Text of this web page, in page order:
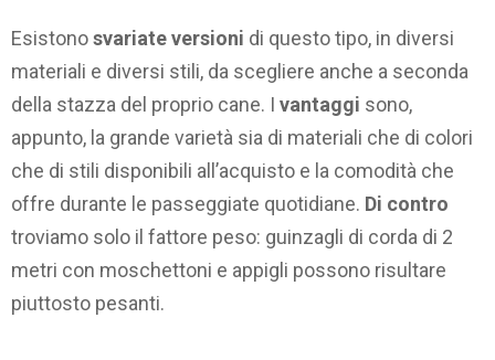
Esistonosvariate versioni di questo tipo, in diversi
materiali e diversi stili, da scegliere anche a seconda
della stazza del proprio cane. I vantaggi sono,
appunto, la grande varietà sia di materiali che di colori
che di stili disponibili all’acquisto e la comodità che
offre durante le passeggiate quotidiane. Di contro
troviamo solo il fattore peso: guinzagli di corda di 2
metri con moschettoni e appigli possono risultare
piuttosto pesanti.